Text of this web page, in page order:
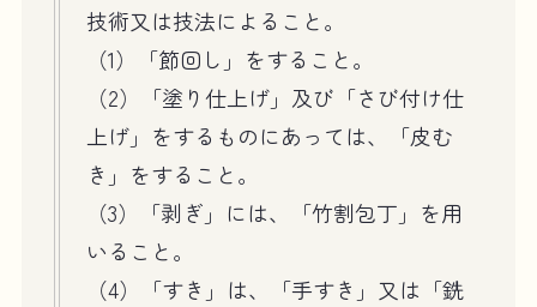
技術又は技法によること。
（1）「節回し」をすること。
（2）「塗り仕上げ」及び「さび付け仕
上げ」をするものにあっては、「皮む
き」をすること。
（3）「剥ぎ」には、「竹割包丁」を用
いること。
（4）「すき」は、「手すき」又は「銑